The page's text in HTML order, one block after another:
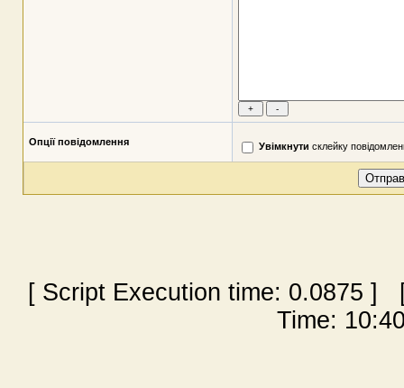
Опції повідомлення Увімкнути склейку
[ Script Execution time: 0.0875 ] [
Time: